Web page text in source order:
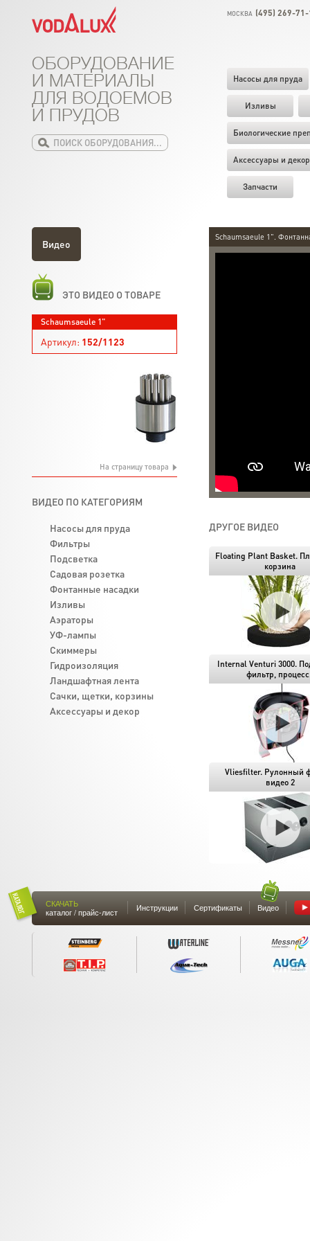
МОСКВА (495) 269-
Насосы для пруда
Изливы
Биологические
Аксессуары и декор
Запчасти
ОБОРУДОВАНИЕ
И МАТЕРИАЛЫ
ДЛЯ ВОДОЕМОВ
И ПРУДОВ
Schaumsaeule 1".
ДРУГОЕ ВИДЕО
Floating Plant Basket.
корзина
Internal Venturi 3000.
фильтр,
Vliesfilter. Рулонный
видео 2
Видео
ЭТО ВИДЕО О ТОВАРЕ
Schaumsaeule 1"
Артикул: 152/1123
На страницу товара
ВИДЕО ПО КАТЕГОРИЯМ
Насосы для пруда
Фильтры
Подсветка
Садовая розетка
Фонтанные насадки
Изливы
Аэраторы
УФ-лампы
Скиммеры
Гидроизоляция
Ландшафтная лента
Cачки, щетки, корзины
Аксессуары и декор
СКАЧАТЬ
каталог / прайс-лист
Инструкции Сертификаты Видео